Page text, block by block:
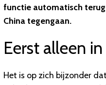
functie automatisch
China tegengaan.
Eerst alleen
Het is op zich bijzonder